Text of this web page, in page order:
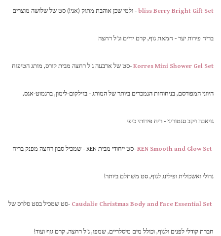
bliss Berry Bright Gift Set - ולמי שכן אוהבת מתוק (אני!) סט של שלושה מוצרים
בריח פירות יער - חמאת גוף, קרם ידיים וג'ל רחצה
Korres Mini Shower Gel Set -סט של ארבעה ג'ל רחצה מבית קורס, מותג הטיפוח
היווני המפורסם, בניחוחות הנמכרים ביותר של המותג - בזילקום-לימון, ברגמוט-אגס,
גויאבה ויקב סנטוריני - ריח פירותי כיפי
REN Smooth and Glow Set -סט ייחודי מבית REN - שמכיל סבון רחצה מפנק בריח
נרולי ואשכולית ופילינג לגוף, סט משתלם ביותר!
Caudalie Christmas Body and Face Essential Set -סט שמכיל בסט סלרס של
חברת קודלי לפנים ולגוף, וכולל מים מיסלריים, שמפו, ג'ל רחצה, קרם גוף ועוד!